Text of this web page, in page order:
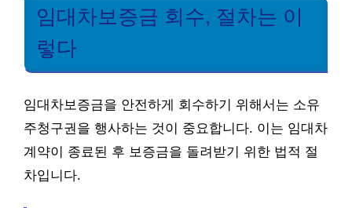
임대차보증금 회수, 절차는 이
렇다
임대차보증금을 안전하게 회수하기 위해서는 소유
주청구권을 행사하는 것이 중요합니다. 이는 임대차
계약이 종료된 후 보증금을 돌려받기 위한 법적 절
차입니다.